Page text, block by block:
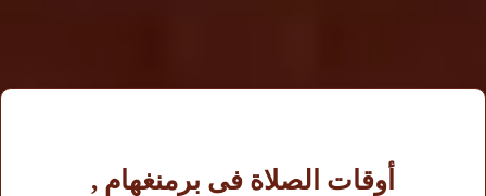
أوقات الصلاة فى برمنغهام ,